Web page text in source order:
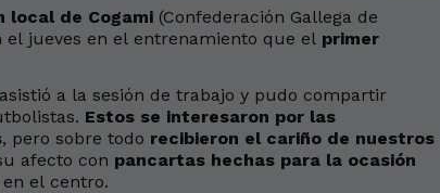
local de Cogami (Confederación Gallega de
el jueves en el entrenamiento que el primer
asistió a la sesión de trabajo y pudo compartir
Estos se interesaron por las
, pero sobre todo recibieron el cariño de nuestros
afecto con pancartas hechas para la ocasión
el centro.